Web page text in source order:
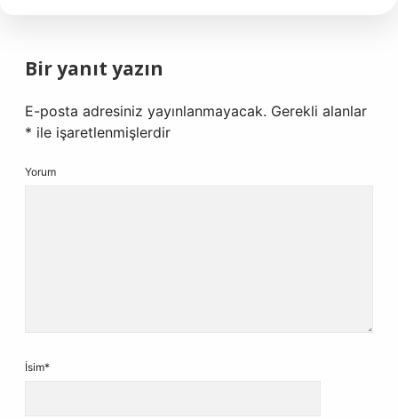
Bir yanıt yazın
E-posta adresiniz yayınlanmayacak. Gerekli alanlar
* ile işaretlenmişlerdir
Yorum
İsim*